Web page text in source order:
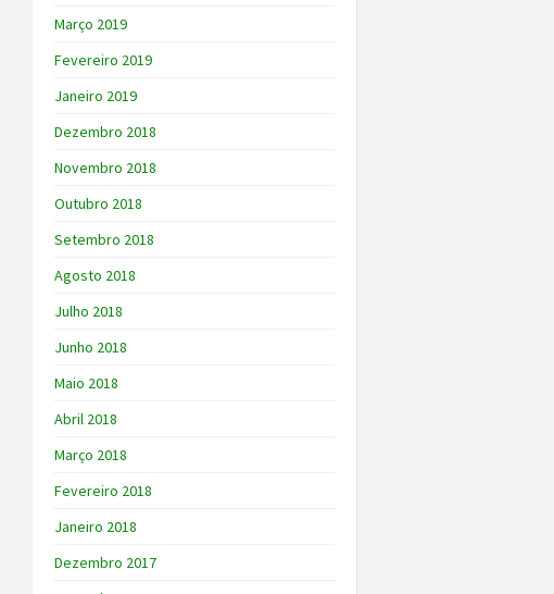
Março 2019
Fevereiro 2019
Janeiro 2019
Dezembro 2018
Novembro 2018
Outubro 2018
Setembro 2018
Agosto 2018
Julho 2018
Junho 2018
Maio 2018
Abril 2018
Março 2018
Fevereiro 2018
Janeiro 2018
Dezembro 2017